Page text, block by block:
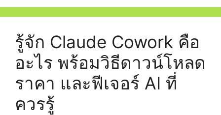
รู้จัก Claude Cowork คือ
อะไร พร้อมวิธีดาวน์โหลด
ราคา และฟีเจอร์ AI ที่
ควรรู้